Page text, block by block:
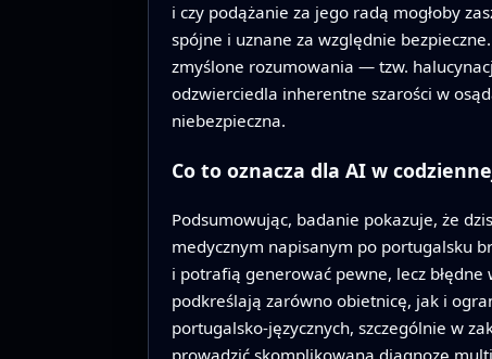
i czy podążanie za jego radą mogłoby
spójne i uznane za względnie
zmyślone rozumowania — tzw.
odzwierciedla inherentne szarości w
niebezpieczna.
Co to oznacza dla AI w
Podsumowując, badanie pokazuje, że
medycznym napisanym po portugalsku
i potrafią generować pewne, lecz
podkreślają zarówno obietnicę, jak i
portugalsko‑języcznych, szczególnie w
prowadzić skomplikowaną diagnozę